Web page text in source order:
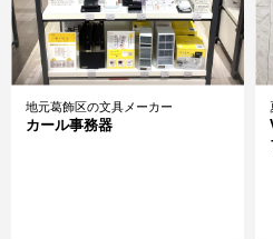
地元葛飾区の文具メーカー
カール事務器